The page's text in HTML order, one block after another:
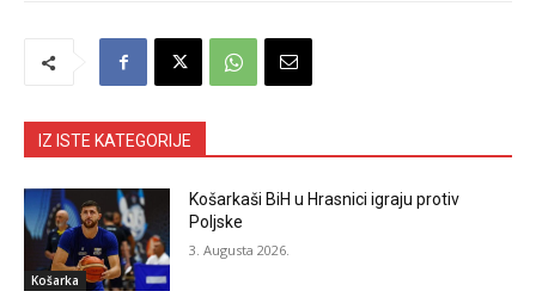
IZ ISTE KATEGORIJE
Košarka
Košarkaši BiH u Hrasnici igraju protiv
Poljske
3. Augusta 2026.